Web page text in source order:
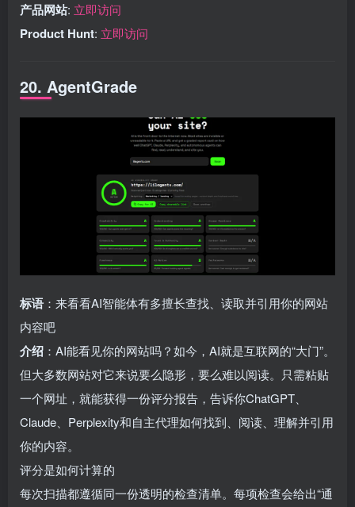
产品网站: 立即访问
Product Hunt: 立即访问
20. AgentGrade
标语 ：来看看AI智能体有多擅长查找、读取并引用你的网站
内容吧
介绍 ：AI能看见你的网站吗？如今，AI就是互联网的“大门”。
但大多数网站对它来说要么隐形，要么难以阅读。只需粘贴
一个网址，就能获得一份评分报告，告诉你ChatGPT、
Claude、Perplexity和自主代理如何找到、阅读、理解并引用
你的内容。
评分是如何计算的
每次扫描都遵循同一份透明的检查清单。每项检查会给出“通